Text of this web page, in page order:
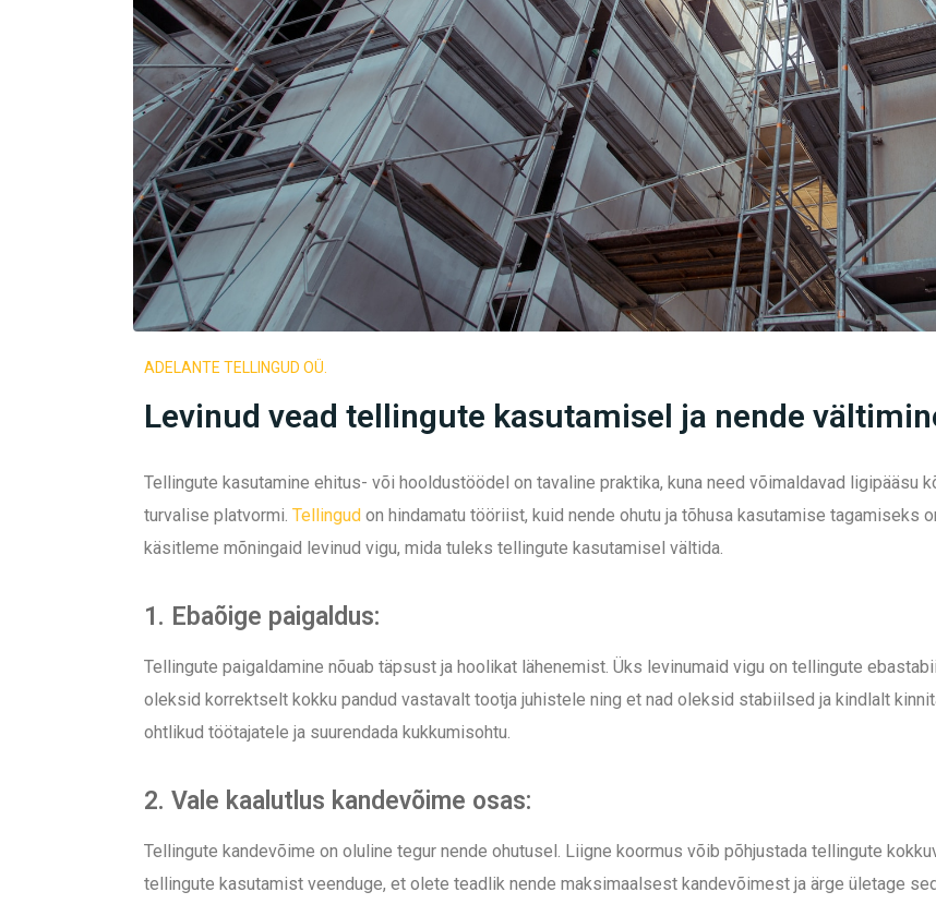
ADELANTE TELLINGUD OÜ.
Levinud vead tellingute kasutamisel ja nende
Tellingute kasutamine ehitus- või hooldustöödel on tavaline praktika, kuna need võimaldavad ligipääsu
turvalise platvormi. Tellingud on hindamatu tööriist, kuid nende ohutu ja tõhusa kasutamise tagamiseks
käsitleme mõningaid levinud vigu, mida tuleks tellingute kasutamisel vältida.
1. Ebaõige paigaldus:
Tellingute paigaldamine nõuab täpsust ja hoolikat lähenemist. Üks levinumaid vigu on tellingute
oleksid korrektselt kokku pandud vastavalt tootja juhistele ning et nad oleksid stabiilsed ja kindlalt
ohtlikud töötajatele ja suurendada kukkumisohtu.
2. Vale kaalutlus kandevõime osas:
Tellingute kandevõime on oluline tegur nende ohutusel. Liigne koormus võib põhjustada tellingute
tellingute kasutamist veenduge, et olete teadlik nende maksimaalsest kandevõimest ja ärge ületage